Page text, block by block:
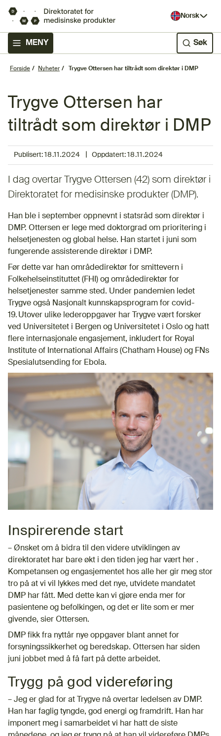
Norsk
MENY Søk
Forside Nyheter Trygve Ottersen har tiltrådt som direktør i DMP
Trygve Ottersen har
tiltrådt som direktør i DMP
Publisert: 18.11.2024 Oppdatert:18.11.2024
I dag overtar Trygve Ottersen (42) som direktør i
Direktoratet for medisinske produkter (DMP).
Han ble i september oppnevnt i statsråd som direktør i
DMP. Ottersen er lege med doktorgrad om prioritering i
helsetjenesten og global helse. Han startet i juni som
fungerende assisterende direktør i DMP.
Før dette var han områdedirektør for smittevern i
Folkehelseinstituttet (FHI) og områdedirektør for
helsetjenester samme sted. Under pandemien ledet
Trygve også Nasjonalt kunnskapsprogram for covid-
19. Utover ulike lederoppgaver har Trygve vært forsker
ved Universitetet i Bergen og Universitetet i Oslo og hatt
flere internasjonale engasjement, inkludert for Royal
Institute of International Affairs (Chatham House) og FNs
Spesialutsending for Ebola.
Inspirerende start
– Ønsket om å bidra til den videre utviklingen av
direktoratet har bare økt i den tiden jeg har vært her .
Kompetansen og engasjementet hos alle her gir meg stor
tro på at vi vil lykkes med det nye, utvidete mandatet
DMP har fått. Med dette kan vi gjøre enda mer for
pasientene og befolkingen, og det er lite som er mer
givende, sier Ottersen.
DMP fikk fra nyttår nye oppgaver blant annet for
forsyningssikkerhet og beredskap. Ottersen har siden
juni jobbet med å få fart på dette arbeidet.
Trygg på god videreføring
– Jeg er glad for at Trygve nå overtar ledelsen av DMP.
Han har faglig tyngde, god energi og framdrift. Han har
imponert meg i samarbeidet vi har hatt de siste